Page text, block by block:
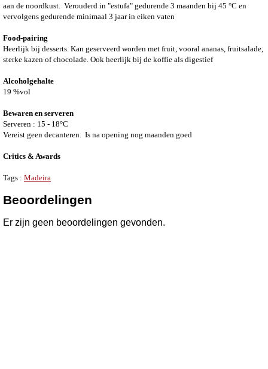
aan de noordkust. Verouderd in "estufa" gedurende 3 maanden bij 45 °C en
vervolgens gedurende minimaal 3 jaar in eiken vaten
Food-pairing
Heerlijk bij desserts. Kan geserveerd worden met fruit, vooral ananas, fruitsalade,
sterke kazen of chocolade. Ook heerlijk bij de koffie als digestief
Alcoholgehalte
19 %vol
Bewaren en serveren
Serveren : 15 - 18°C
Vereist geen decanteren. Is na opening nog maanden goed
Critics & Awards
Tags : Madeira
Beoordelingen
Er zijn geen beoordelingen gevonden.